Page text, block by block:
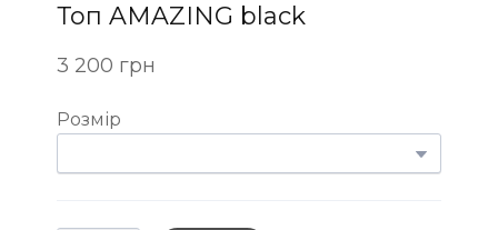
Топ AMAZING black
3 200 грн
Розмір